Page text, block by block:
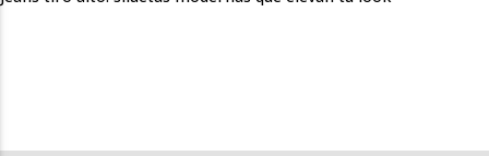
versatilidad y modernidad. Con siluetas que definen y